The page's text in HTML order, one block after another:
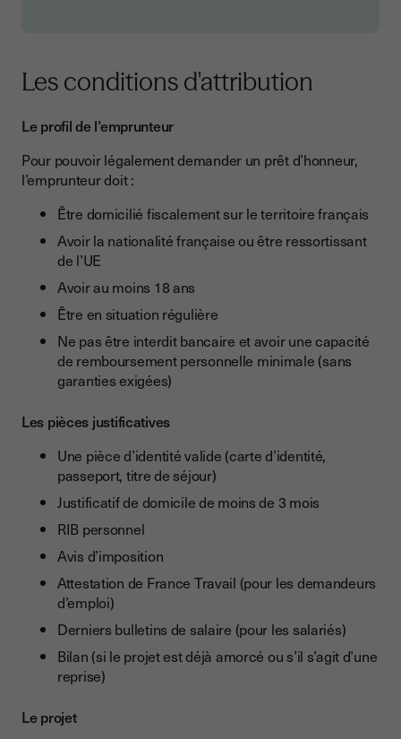
Les conditions d'attribution
Le profil de l’emprunteur
Pour pouvoir légalement demander un prêt d’honneur,
l’emprunteur doit :
Être domicilié fiscalement sur le territoire français
Avoir la nationalité française ou être ressortissant
de l’UE
Avoir au moins 18 ans
Être en situation régulière
Ne pas être interdit bancaire et avoir une capacité
de remboursement personnelle minimale (sans
garanties exigées)
Les pièces justificatives
Une pièce d’identité valide (carte d’identité,
passeport, titre de séjour)
Justificatif de domicile de moins de 3 mois
RIB personnel
Avis d’imposition
Attestation de France Travail (pour les demandeurs
d’emploi)
Derniers bulletins de salaire (pour les salariés)
Bilan (si le projet est déjà amorcé ou s’il s’agit d’une
reprise)
Le projet